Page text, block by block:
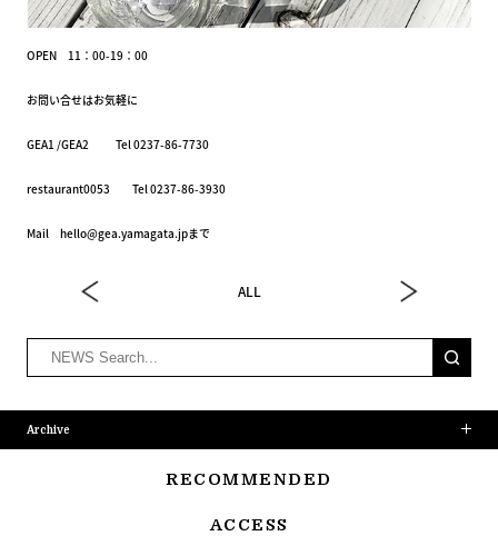
OPEN 11：00-19：00
お問い合せはお気軽に
GEA1 /GEA2 Tel 0237-86-7730
restaurant0053 Tel 0237-86-3930
Mail hello@gea.yamagata.jpまで
ALL
Archive
RECOMMENDED
ACCESS